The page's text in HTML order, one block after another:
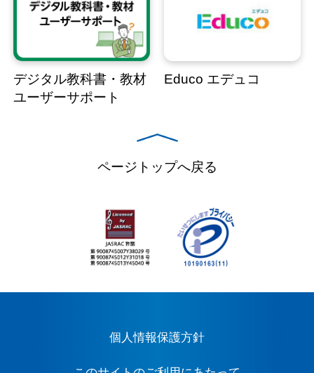
デジタル教科書・教材
ユーザーサポート
Educo エデュコ
ページトップへ戻る
個人情報保護方針